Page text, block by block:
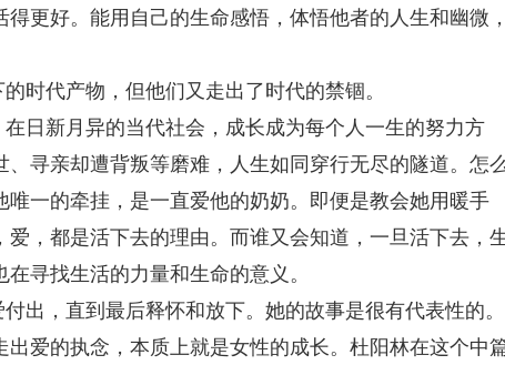
更好。能用自己的生命感悟，体悟他者的人生和幽微，
时代产物，但他们又走出了时代的禁锢。
日新月异的当代社会，成长成为每个人一生的努力方
寻亲却遭背叛等磨难，人生如同穿行无尽的隧道。怎
一的牵挂，是一直爱他的奶奶。即便是教会她用暖手
，都是活下去的理由。而谁又会知道，一旦活下去，
寻找生活的力量和生命的意义。
出，直到最后释怀和放下。她的故事是很有代表性的。
爱的执念，本质上就是女性的成长。杜阳林在这个中